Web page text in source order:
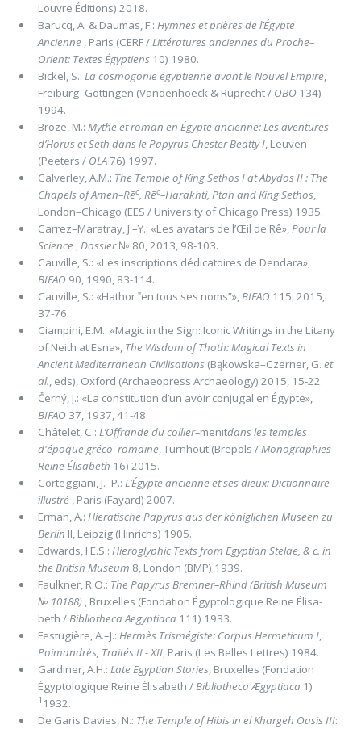
Louvre Éditions) 2018.
Barucq, A. & Daumas, F.: Hymnes et prières de l’Égypte
Ancienne , Paris (CERF /Littératures anciennes du Proche–
Orient: Textes Égyptiens10) 1980.
Bickel, S.: La cosmogonie égyptienne avant le Nouvel Empire,
Freiburg–Göttingen (Vanden­hoeck & Ruprecht / OBO 134)
1994.
Broze, M.: Mythe et roman en Égypte ancienne: Les aventures
d’Horus et Seth dans le Papyrus Chester BeattyI, Leuven
(Peeters / OLA76) 1997.
Calverley, A.M.: The Temple of King Sethos Iat AbydosII : The
Chapels of Amen–Rēc, Rēc–Harakhti, Ptah and King Sethos,
Lon­don–Chicago (EES / University of Chicago Press) 1935.
Carrez–Maratray, J.–Y.: «Les avatars de l’Œil de Rê»,Pour la
Science ,Dossier№ 80, 2013, 98-103.
Cauville, S.: «Les inscriptions dédicatoires de Dendara»,
BIFAO 90, 1990, 83-114.
Cauville, S.: «Hathor ‟en tous ses noms”»,BIFAO 115, 2015,
37-76.
Ciampini, E.M.: «Magic in the Sign: Iconic Writings in the Litany
of Neith at Esna», The Wisdom of Thoth: Magical Texts in
Ancient Mediterranean Civilisations (Bąkowska–Czerner, G. et
al., eds), Oxford (Archaeopress Archaeology) 2015, 15-22.
Černý, J.: «La constitution d’un avoir conjugal en Égypte»,
BIFAO 37, 1937, 41-48.
Châtelet, C.: L’Offrande du collier–menitdans les temples
d'époque gréco–romaine, Turnhout (Brepols /Monographies
Reine Élisabeth 16) 2015.
Corteggiani, J.–P.: L’Égypte ancienne et ses dieux: Dictionnaire
illustré , Paris (Fayard) 2007.
Erman, A.: Hieratische Papyrus aus der königlichen Museen zu
Berlin II, Leipzig (Hinrichs) 1905.
Edwards, I.E.S.: Hieroglyphic Texts from Egyptian Stelae, & c. in
the British Museum 8, London (BMP) 1939.
Faulkner, R.O.: The Papyrus Bremner–Rhind (British Museum
№ 10188) , Bruxelles (Fondation Égyptologique Reine Élisa­
beth /Bibliotheca Aegyptiaca 111) 1933.
Festugière, A.–J.: Hermès Trismégiste: Corpus Hermeticum I,
Poimandrès, Traités II - XII, Paris (Les Belles Lettres) 1984.
Gardiner, A.H.: Late Egyptian Stories, Bruxelles (Fondation
Égyptologique Reine Élisabeth /Bibliotheca Ægyptiaca 1)
1 1932.
De Garis Davies, N.: The Temple of Hibis in el Khargeh OasisIII: